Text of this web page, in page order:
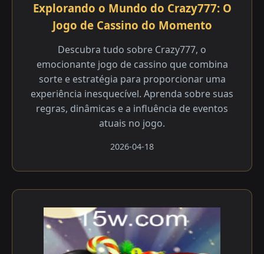
Explorando o Mundo do Crazy777: O
Jogo de Cassino do Momento
Descubra tudo sobre Crazy777, o
emocionante jogo de cassino que combina
sorte e estratégia para proporcionar uma
experiência inesquecível. Aprenda sobre suas
regras, dinâmicas e a influência de eventos
atuais no jogo.
2026-04-18